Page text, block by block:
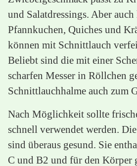
und Salatdressings. Aber auch
Pfannkuchen, Quiches und
können mit Schnittlauch
Beliebt sind die mit einer
scharfen Messer in Röllchen
Schnittlauchhalme auch zum
Nach Möglichkeit sollte
schnell verwendet werden.
sind überaus gesund. Sie
C und B2 und für den Körper